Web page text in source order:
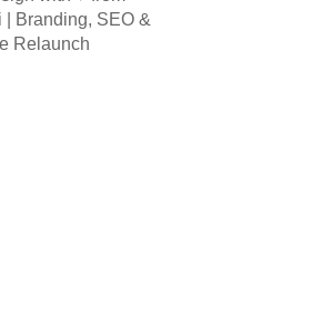
| Branding, SEO &
Relaunch